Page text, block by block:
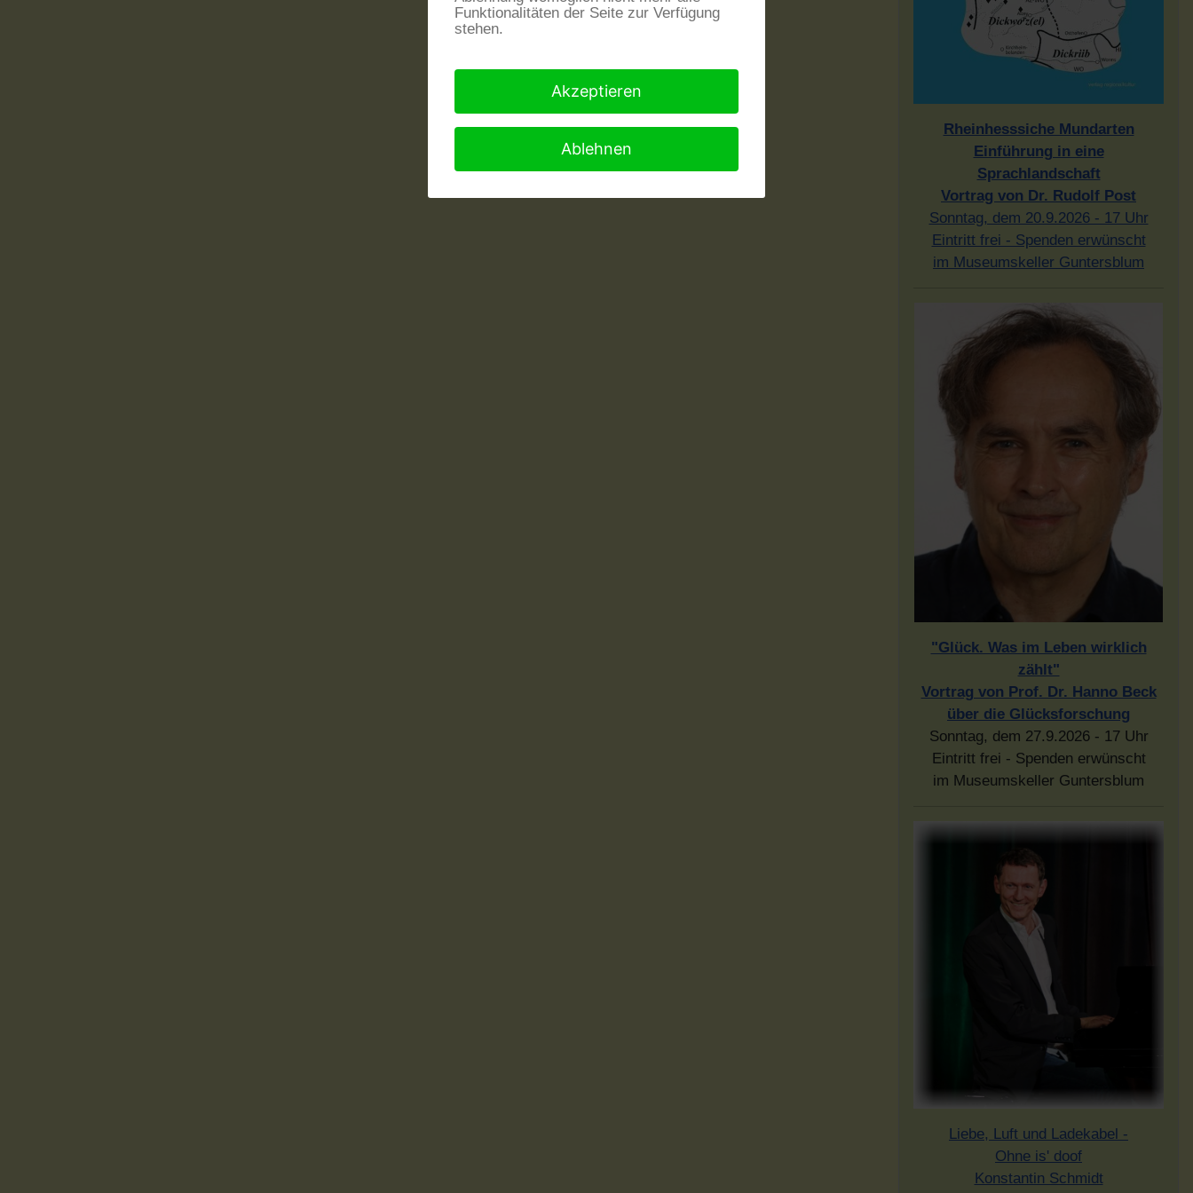
Rheinhesssiche Mundarten
Einführung in eine
Sprachlandschaft
Vortrag von Dr. Rudolf Post
Sonntag, dem 20.9.2026 - 17 Uhr
Eintritt frei - Spenden erwünscht
im Museumskeller Guntersblum
"Glück. Was im Leben wirklich
zählt"
Vortrag von Prof. Dr. Hanno Beck
über die Glücksforschung
Sonntag, dem 27.9.2026 - 17 Uhr
Eintritt frei - Spenden erwünscht
im Museumskeller Guntersblum
Liebe, Luft und Ladekabel -
Ohne is' doof
Konstantin Schmidt
Funktionalitäten der Seite zur Verfügung
stehen.
Akzeptieren
Ablehnen